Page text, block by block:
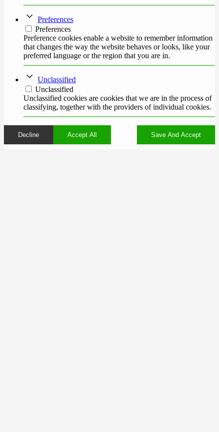
Preferences
Preferences
Preference cookies enable a website to remember information
that changes the way the website behaves or looks, like your
preferred language or the region that you are in.
Unclassified
Unclassified
Unclassified cookies are cookies that we are in the process of
classifying, together with the providers of individual cookies.
Decline Accept All Save And Accept